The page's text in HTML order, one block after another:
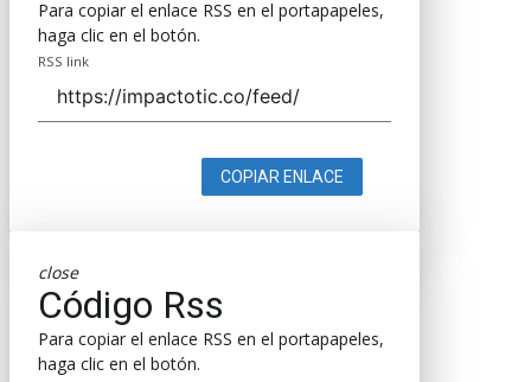
Para copiar el enlace RSS en el portapapeles,
haga clic en el botón.
RSS link
COPIAR ENLACE
close
Código Rss
Para copiar el enlace RSS en el portapapeles,
haga clic en el botón.